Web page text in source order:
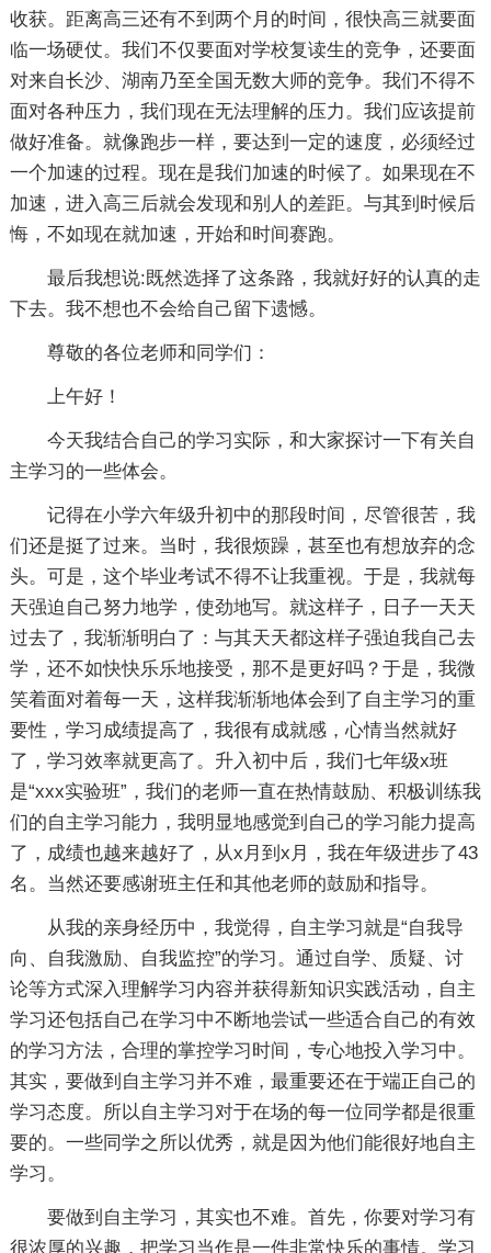
收获。距离高三还有不到两个月的时间，很快高三就要面
临一场硬仗。我们不仅要面对学校复读生的竞争，还要面
对来自长沙、湖南乃至全国无数大师的竞争。我们不得不
面对各种压力，我们现在无法理解的压力。我们应该提前
做好准备。就像跑步一样，要达到一定的速度，必须经过
一个加速的过程。现在是我们加速的时候了。如果现在不
加速，进入高三后就会发现和别人的差距。与其到时候后
悔，不如现在就加速，开始和时间赛跑。
最后我想说:既然选择了这条路，我就好好的认真的走
下去。我不想也不会给自己留下遗憾。
尊敬的各位老师和同学们：
上午好！
今天我结合自己的学习实际，和大家探讨一下有关自
主学习的一些体会。
记得在小学六年级升初中的那段时间，尽管很苦，我
们还是挺了过来。当时，我很烦躁，甚至也有想放弃的念
头。可是，这个毕业考试不得不让我重视。于是，我就每
天强迫自己努力地学，使劲地写。就这样子，日子一天天
过去了，我渐渐明白了：与其天天都这样子强迫我自己去
学，还不如快快乐乐地接受，那不是更好吗？于是，我微
笑着面对着每一天，这样我渐渐地体会到了自主学习的重
要性，学习成绩提高了，我很有成就感，心情当然就好
了，学习效率就更高了。升入初中后，我们七年级x班
是“xxx实验班”，我们的老师一直在热情鼓励、积极训练我
们的自主学习能力，我明显地感觉到自己的学习能力提高
了，成绩也越来越好了，从x月到x月，我在年级进步了43
名。当然还要感谢班主任和其他老师的鼓励和指导。
从我的亲身经历中，我觉得，自主学习就是“自我导
向、自我激励、自我监控”的学习。通过自学、质疑、讨
论等方式深入理解学习内容并获得新知识实践活动，自主
学习还包括自己在学习中不断地尝试一些适合自己的有效
的学习方法，合理的掌控学习时间，专心地投入学习中。
其实，要做到自主学习并不难，最重要还在于端正自己的
学习态度。所以自主学习对于在场的每一位同学都是很重
要的。一些同学之所以优秀，就是因为他们能很好地自主
学习。
要做到自主学习，其实也不难。首先，你要对学习有
很浓厚的兴趣，把学习当作是一件非常快乐的事情。学习